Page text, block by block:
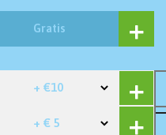
Gratis
+ €10
+ € 5